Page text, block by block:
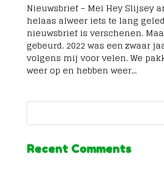
Nieuwsbrief – Mei Hey Slijsey
helaas alweer iets te lang
nieuwsbrief is verschenen.
gebeurd. 2022 was een zwaar
volgens mij voor velen. We
weer op en hebben weer...
Recent Comments